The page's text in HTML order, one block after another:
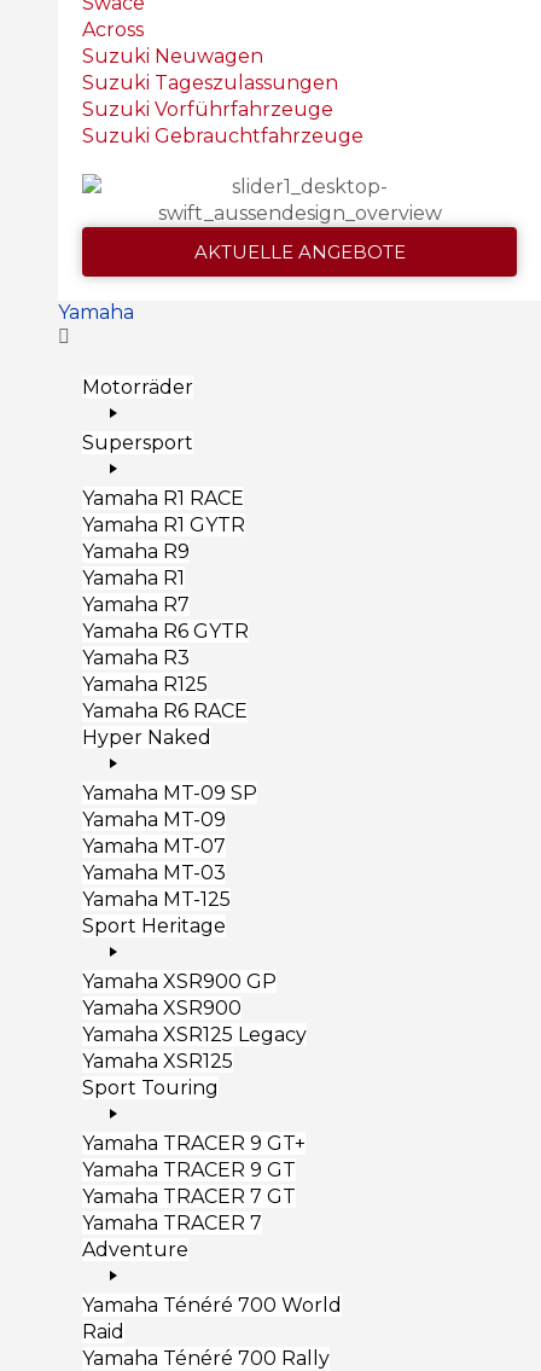
Across
Suzuki Neuwagen
Suzuki Tageszulassungen
Suzuki Vorführfahrzeuge
Suzuki Gebrauchtfahrzeuge
AKTUELLE ANGEBOTE
Yamaha
Motorräder
Supersport
Yamaha R1 RACE
Yamaha R1 GYTR
Yamaha R9
Yamaha R1
Yamaha R7
Yamaha R6 GYTR
Yamaha R3
Yamaha R125
Yamaha R6 RACE
Hyper Naked
Yamaha MT-09 SP
Yamaha MT-09
Yamaha MT-07
Yamaha MT-03
Yamaha MT-125
Sport Heritage
Yamaha XSR900 GP
Yamaha XSR900
Yamaha XSR125 Legacy
Yamaha XSR125
Sport Touring
Yamaha TRACER 9 GT+
Yamaha TRACER 9 GT
Yamaha TRACER 7 GT
Yamaha TRACER 7
Adventure
Yamaha Ténéré 700 World
Raid
Yamaha Ténéré 700 Rally